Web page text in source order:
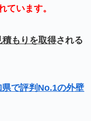
ています。
もりを取得される
県で評判No.1の外壁